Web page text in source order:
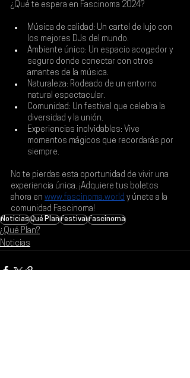
¿Qué te espera en Fascinoma 2024?
Música de calidad: Un cartel de lujo con
los mejores DJs del mundo.
Ambiente único: Un espacio acogedor y
seguro donde conectar con otros
amantes de la música.
Naturaleza: Rodeado de un entorno
natural espectacular.
Comunidad: Un festival que celebra la
diversidad y la unión.
Experiencias inolvidables: Vive
momentos mágicos que recordarás por
siempre.
No te pierdas esta oportunidad de vivir una
experiencia única. ¡Adquiere tus boletos
ahora en www.fascinoma.world y únete a la
comunidad Fascinoma!
NoticiasQué PlanFestivalFascinoma
¿Qué Plan?
Noticias